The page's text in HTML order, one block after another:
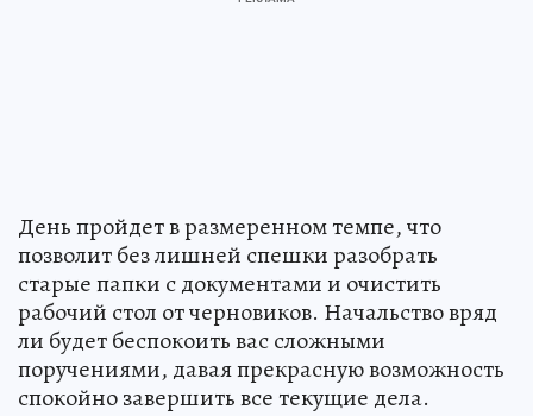
День пройдет в размеренном темпе, что
позволит без лишней спешки разобрать
старые папки с документами и очистить
рабочий стол от черновиков. Начальство вряд
ли будет беспокоить вас сложными
поручениями, давая прекрасную возможность
спокойно завершить все текущие дела.